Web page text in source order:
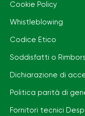
Cookie Policy
Whistleblowing
Codice Etico
Soddisfatti o
Dichiarazione di
Politica parità di
Fornitori tecnici